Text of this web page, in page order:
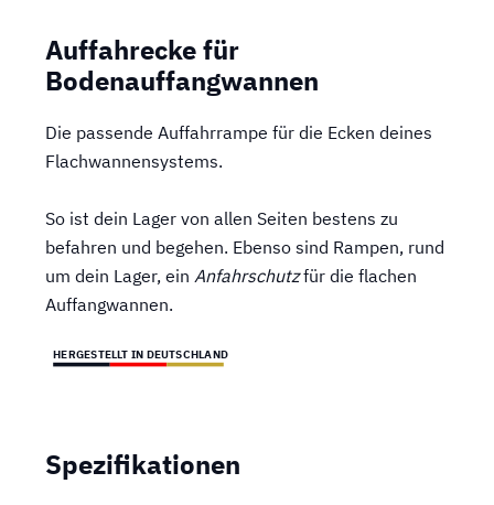
Auffahrecke für
Bodenauffangwannen
Die passende Auffahrrampe für die Ecken deines
Flachwannensystems.
So ist dein Lager von allen Seiten bestens zu
befahren und begehen. Ebenso sind Rampen, rund
um dein Lager, ein Anfahrschutzfür die flachen
Auffangwannen.
HERGESTELLT IN DEUTSCHLAND
Spezifikationen